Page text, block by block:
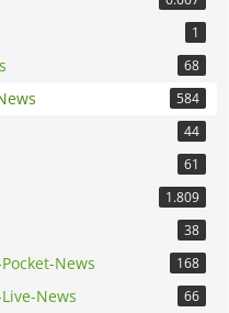
1
68
584
44
61
1.809
38
News 168
News 66